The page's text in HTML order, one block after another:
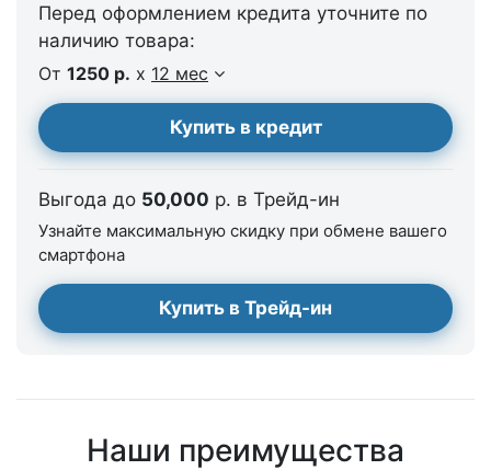
Перед оформлением кредита уточните по
наличию товара:
От 1250 р. x 12 мес
Купить в кредит
Выгода до 50,000 р. в Трейд-ин
Узнайте максимальную скидку при обмене вашего
смартфона
Купить в Трейд-ин
Наши преимущества